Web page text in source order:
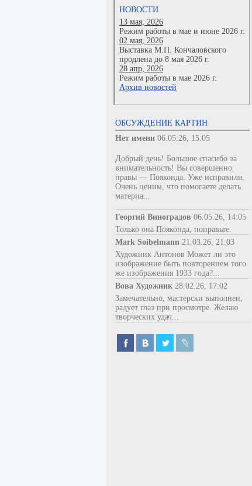
НОВОСТИ
13 мая, 2026
Режим работы в мае и июне 2026 г.
02 мая, 2026
Выставка М.П. Кончаловского
продлена до 8 мая 2026 г.
28 апр, 2026
Режим работы в мае 2026 г.
Архив новостей
ОБСУЖДЕНИЕ КАРТИН
Нет имени 06.05.26, 15:05
Добрый день! Большое спасибо за
внимательность! Вы совершенно
правы — Пояконда. Уже исправили.
Очень ценим, что помогаете делать
материа...
Георгий Виноградов 06.05.26, 14:05
Только она Пояконда, поправьте.
Mark Soibelmann 21.03.26, 21:03
Художник Антонов Может ли это
изображение быть повторением того
же изображения 1933 года?...
Вова Художник 28.02.26, 17:02
Замечательно, мастерски выполнен,
радует глаз при просмотре. Желаю
творческих удач...